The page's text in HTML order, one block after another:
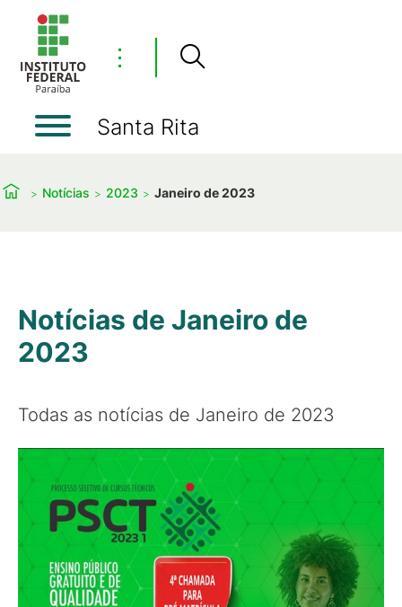
⋮
Santa Rita
Notícias 2023 Janeiro de 2023
Notícias de Janeiro de
2023
Todas as notícias de Janeiro de 2023